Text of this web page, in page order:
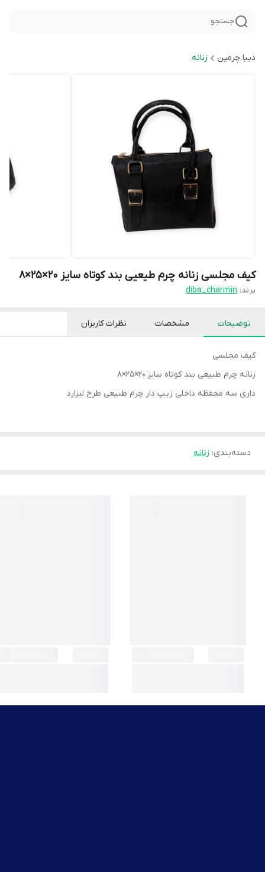
جستجو
دیبا چرمین زنانه
کیف مجلسی زنانه چرم طیعیی بند کوتاه سایز ۲۰×۲۵×۸
برند: diba_charmin
توضیحات مشخصات نظرات کاربران
کیف مجلسی
زنانه چرم طبیعی بند کوتاه سایز ۲۰×۲۵×۸
داری سه محفظه داخلی زیپ دار چرم طبیعی طرح لیزارد
دسته‌بندی: زنانه